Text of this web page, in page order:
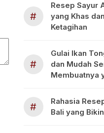
#
Resep Sayur
yang Khas
Ketagihan
#
Gulai Ikan
dan Mudah
Membuatnya
#
Rahasia
Bali yang